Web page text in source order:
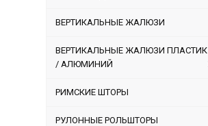
ВЕРТИКАЛЬНЫЕ ЖАЛЮЗИ
ВЕРТИКАЛЬНЫЕ ЖАЛЮЗИ ПЛАСТИК
/ АЛЮМИНИЙ
РИМСКИЕ ШТОРЫ
РУЛОННЫЕ РОЛЬШТОРЫ